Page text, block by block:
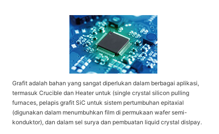
Grafit adalah bahan yang sangat diperlukan dalam berbagai aplikasi,
termasuk Crucible dan Heater untuk (single crystal silicon pulling
furnaces, pelapis grafit SiC untuk sistem pertumbuhan epitaxial
(digunakan dalam menumbuhkan film di permukaan wafer semi-
konduktor), dan dalam sel surya dan pembuatan liquid crystal dislpay.